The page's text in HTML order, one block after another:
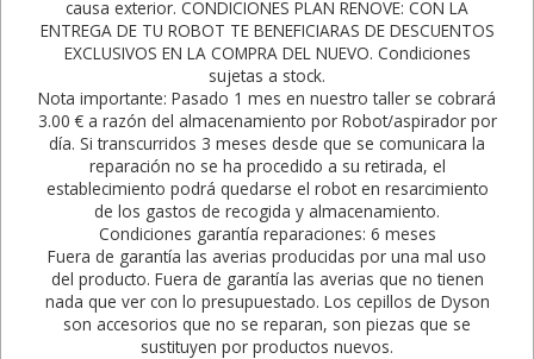
causa exterior. CONDICIONES PLAN RENOVE: CON LA
ENTREGA DE TU ROBOT TE BENEFICIARAS DE DESCUENTOS
EXCLUSIVOS EN LA COMPRA DEL NUEVO. Condiciones
sujetas a stock.
Nota importante: Pasado 1 mes en nuestro taller se cobrará
3.00 € a razón del almacenamiento por Robot/aspirador por
día. Si transcurridos 3 meses desde que se comunicara la
reparación no se ha procedido a su retirada, el
establecimiento podrá quedarse el robot en resarcimiento
de los gastos de recogida y almacenamiento.
Condiciones garantía reparaciones: 6 meses
Fuera de garantía las averias producidas por una mal uso
del producto. Fuera de garantía las averias que no tienen
nada que ver con lo presupuestado. Los cepillos de Dyson
son accesorios que no se reparan, son piezas que se
sustituyen por productos nuevos.